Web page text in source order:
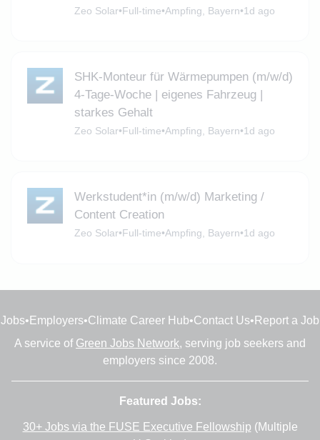
Zeo Solar•Full-time•Ampfing, Bayern•1d ago
SHK-Monteur für Wärmepumpen (m/w/d)
4-Tage-Woche | eigenes Fahrzeug |
starkes Gehalt
Zeo Solar•Full-time•Ampfing, Bayern•1d ago
Werkstudent*in (m/w/d) Marketing /
Content Creation
Zeo Solar•Full-time•Ampfing, Bayern•1d ago
Jobs• Employers•Climate Career Hub•Contact Us• Report a Job
A service of Green Jobs Network, serving job seekers and
employers since 2008.
Featured Jobs:
30+ Jobs via the FUSE Executive Fellowship (Multiple